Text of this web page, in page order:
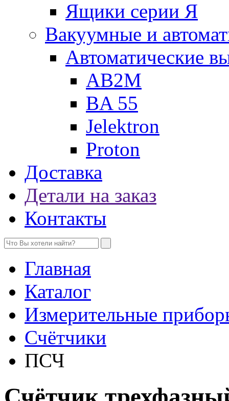
Ящики серии Я
Вакуумные и
Автоматические
AB2M
BA 55
Jelektron
Proton
Доставка
Детали на заказ
Контакты
Главная
Каталог
Измерительные
Счётчики
ПСЧ